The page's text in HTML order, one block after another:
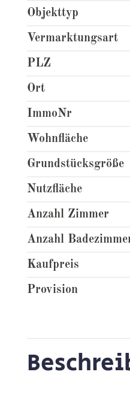
Objekttyp
Vermarktungsart
PLZ
Ort
ImmoNr
Wohnfläche
Grundstücksgröße
Nutzfläche
Anzahl Zimmer
Anzahl
Kaufpreis
Provision